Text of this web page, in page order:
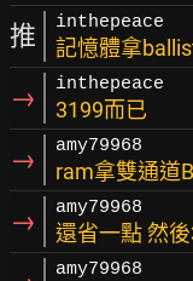
推 inthepeace
記憶體拿
→ inthepeace
3199而已
→ amy79968
ram拿雙通道
→ amy79968
還省一點 然
amy79968